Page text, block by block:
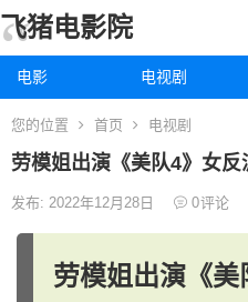
飞猪电影院
电影 电视剧
您的位置 首页 电视剧
劳模姐出演《美队4》女
发布: 2022年12月28日 0评论
劳模姐出演《